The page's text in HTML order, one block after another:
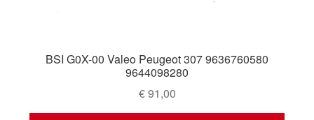
BSI G0X-00 Valeo Peugeot 307 9636760580
9644098280
€91,00